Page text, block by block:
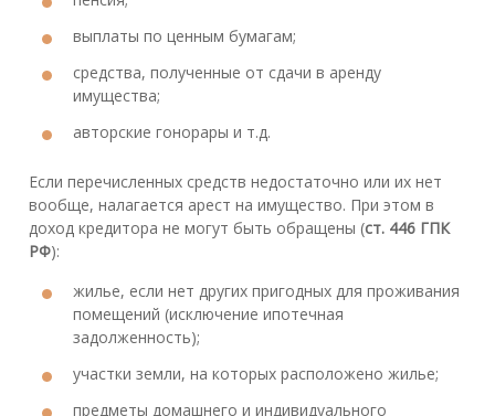
выплаты по ценным бумагам;
средства, полученные от сдачи в аренду
имущества;
авторские гонорары и т.д.
Если перечисленных средств недостаточно или их нет
вообще, налагается арест на имущество. При этом в
доход кредитора не могут быть обращены (ст. 446 ГПК
РФ):
жилье, если нет других пригодных для проживания
помещений (исключение ипотечная
задолженность);
участки земли, на которых расположено жилье;
предметы домашнего и индивидуального